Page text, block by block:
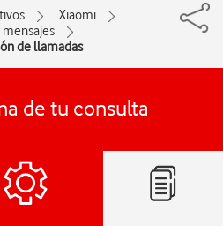
Xiaomi
mensajes
de llamadas
de tu consulta